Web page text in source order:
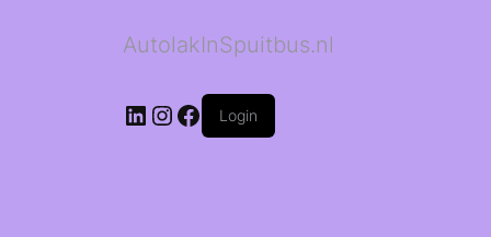
AutolakInSpuitbus.nl
LinkedIn
Instagram
Facebook
Login